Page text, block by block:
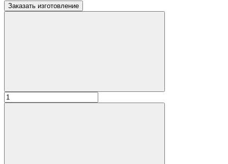
Заказать изготовление